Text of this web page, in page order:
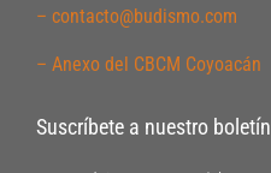
– contacto@budismo.com
– Anexo del CBCM Coyoacán
Suscríbete a nuestro boletín